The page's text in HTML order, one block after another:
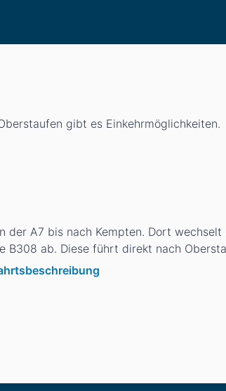
gibt es Einkehrmöglichkeiten.
der A7 bis nach Kempten. Dort
B308 ab. Diese führt direkt nach